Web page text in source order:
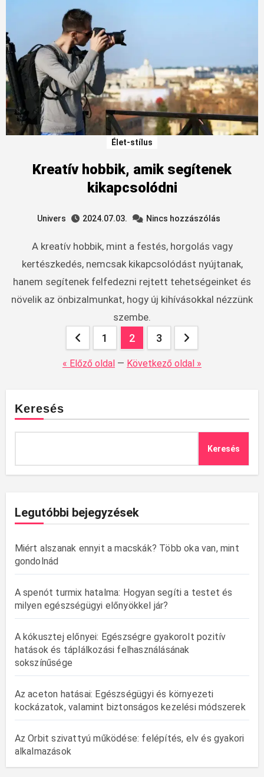
Élet-stílus
Kreatív hobbik, amik segítenek
kikapcsolódni
Univers 2024.07.03. Nincs hozzászólás
A kreatív hobbik, mint a festés, horgolás vagy
kertészkedés, nemcsak kikapcsolódást nyújtanak,
hanem segítenek felfedezni rejtett tehetségeinket és
növelik az önbizalmunkat, hogy új kihívásokkal nézzünk
szembe.
Bejegyzések
lapozása
1 2 3
« Előző oldal — Következő oldal »
Keresés
Keresés
Legutóbbi bejegyzések
Miért alszanak ennyit a macskák? Több oka van, mint
gondolnád
A spenót turmix hatalma: Hogyan segíti a testet és
milyen egészségügyi előnyökkel jár?
A kókusztej előnyei: Egészségre gyakorolt pozitív
hatások és táplálkozási felhasználásának
sokszínűsége
Az aceton hatásai: Egészségügyi és környezeti
kockázatok, valamint biztonságos kezelési módszerek
Az Orbit szivattyú működése: felépítés, elv és gyakori
alkalmazások